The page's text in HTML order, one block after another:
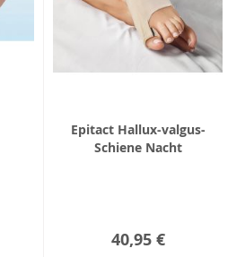
Epitact Hallux-valgus-
Schiene Nacht
40,95 €